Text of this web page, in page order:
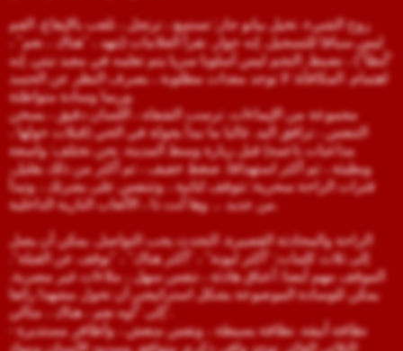
روح الشيء. تخيل بيانو جاز: تستمع ، ترتجل ، تلعب بالإيقاع. الفم
ليس سباقا للتسجيل. إنه حوار. نقرأ العلامات (تنهد ، "هناك ، نعم" ،
"أبطأ") ، نضبط. النجم ليس أسلوبا سريا يتم تعلمه في معبد تبتي. إنه
اهتمام. المكافأة: لا توجد معدات مطلوبة ، بصرف النظر عن الحسد
وربما وسادة متواطئة.
مجموعة من الإيماءات. ترسب الشفاه ، اللسان دقيق ، يسخن
التنفس ، ترافق اليد. غالبا ما نبدأ بجولة في الحي (قبلات حولها ،
مداعبات ناعمة) قبل زيارة وسط المدينة. نحن نختلف: واسعة
وبطيئة ، ثم أكثر استهدافا. ضغط خفيف ، ثم أكثر من ذلك بقليل.
فترات الراحة سحرية: تتوقف لثانية ، وتتنفس على بشرتك ، وتبدأ
من جديد ... وها أنت ذا ، الألعاب النارية الداخلية.
الراحة والمحادثة القصيرة. التحدث يحب التواصل. يمكن أن يصل
إلى ثلاث كلمات: "أكثر ليونة" ، "أكثر هناك" ، "توقف عن القبلة".
الموقف مهم أيضا: أعناق هادئة ، تنفس سهل ، ملاءات غير مضربة.
يمكن للوسادة الموضوعة بشكل استراتيجي أن تحول مشهدا رائعا
نظافة أنيقة. نظافة بسيطة ، ونفس منعش ، وأظافر مستديرة -
الثلاثي الفائز. توجد واقي ذكري متوافق وسدود الأسنان ومواد